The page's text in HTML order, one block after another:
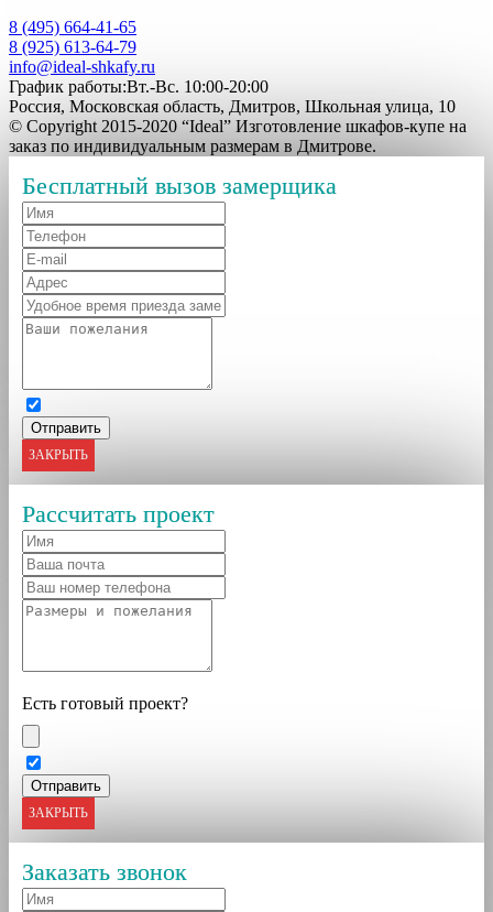
8 (495) 664-41-65
8 (925) 613-64-79
info@ideal-shkafy.ru
График работы:Вт.-Вс. 10:00-20:00
Россия, Московская область, Дмитров, Школьная улица, 10
© Copyright 2015-2020 “Ideal” Изготовление шкафов-купе на
заказ по индивидуальным размерам в Дмитрове.
Бесплатный вызов замерщика
ЗАКРЫТЬ
Рассчитать проект
Есть готовый проект?
ЗАКРЫТЬ
Заказать звонок